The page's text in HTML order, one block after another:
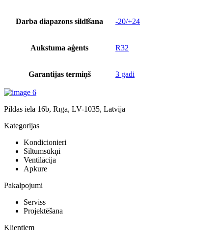
Darba diapazons sildīšana -20/+24
Aukstuma aģents R32
Garantijas termiņš 3 gadi
Pildas iela 16b, Rīga, LV-1035, Latvija
Kategorijas
Kondicionieri
Siltumsūkņi
Ventilācija
Apkure
Pakalpojumi
Serviss
Projektēšana
Klientiem